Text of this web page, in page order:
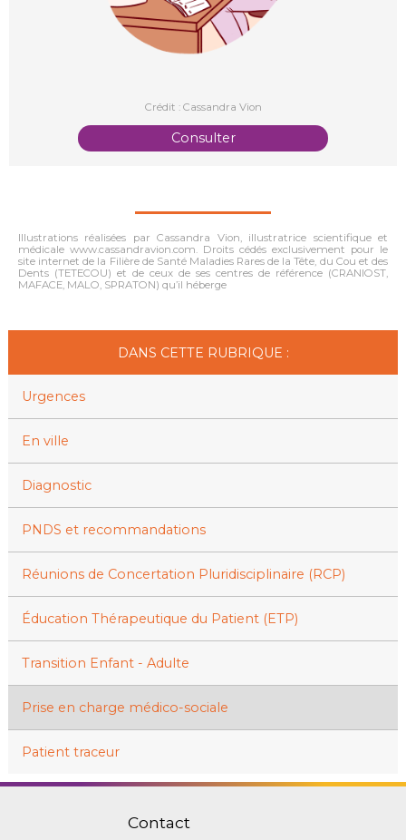
Crédit : Cassandra Vion
Consulter
Illustrations réalisées par Cassandra Vion, illustratrice scientifique et
médicale www.cassandravion.com. Droits cédés exclusivement pour le
site internet de la Filière de Santé Maladies Rares de la Tête, du Cou et des
Dents (TETECOU) et de ceux de ses centres de référence (CRANIOST,
MAFACE, MALO, SPRATON) qu’il héberge
DANS CETTE RUBRIQUE :
Urgences
En ville
Diagnostic
PNDS et recommandations
Réunions de Concertation Pluridisciplinaire (RCP)
Éducation Thérapeutique du Patient (ETP)
Transition Enfant - Adulte
Prise en charge médico-sociale
Patient traceur
Contact